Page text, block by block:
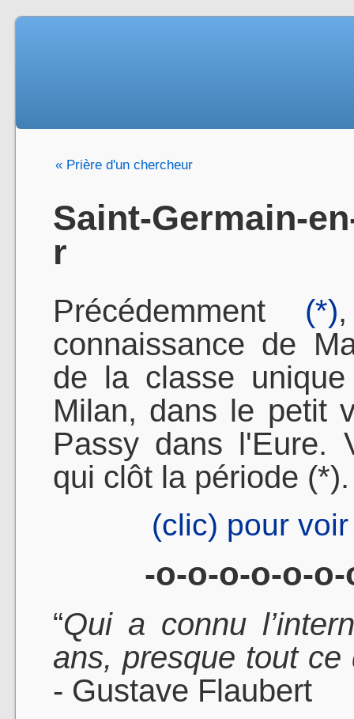
« Prière d'un chercheur
Saint-Germain-
r
Précédemment (*)
connaissance de
de la classe
Milan, dans le petit
Passy dans l'Eure.
qui clôt la période (*).
(clic) pour
-o-o-o-o-o-
“Qui a connu
ans, presque tout ce
- Gustave Flaubert